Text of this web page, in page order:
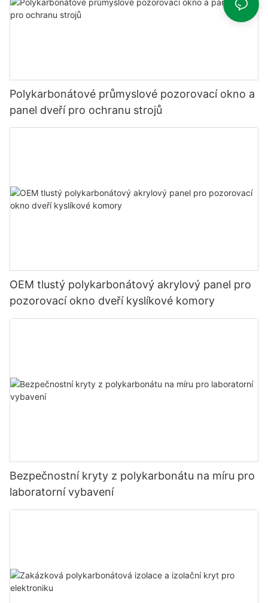
Polykarbonátové průmyslové pozorovací okno a
panel dveří pro ochranu strojů
OEM tlustý polykarbonátový akrylový panel pro
pozorovací okno dveří kyslíkové komory
Bezpečnostní kryty z polykarbonátu na míru pro
laboratorní vybavení